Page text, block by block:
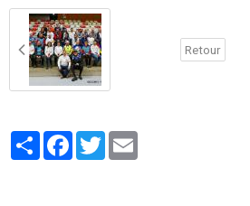
Retour
PartagerFacebook
Twitter